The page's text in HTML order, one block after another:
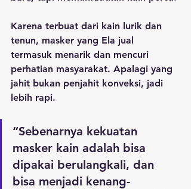
Karena terbuat dari kain lurik dan
tenun, masker yang Ela jual
termasuk menarik dan mencuri
perhatian masyarakat. Apalagi yang
jahit bukan penjahit konveksi, jadi
lebih rapi.
“Sebenarnya kekuatan
masker kain adalah bisa
dipakai berulangkali, dan
bisa menjadi kenang-